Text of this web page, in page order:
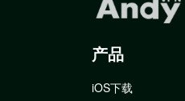
产品
iOS下载